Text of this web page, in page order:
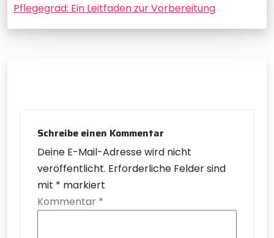
Pflegegrad: Ein Leitfaden zur Vorbereitung
Schreibe einen Kommentar
Deine E-Mail-Adresse wird nicht
veröffentlicht. Erforderliche Felder sind
mit * markiert
Kommentar *